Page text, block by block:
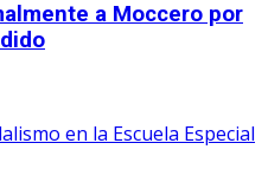
a Moccero por